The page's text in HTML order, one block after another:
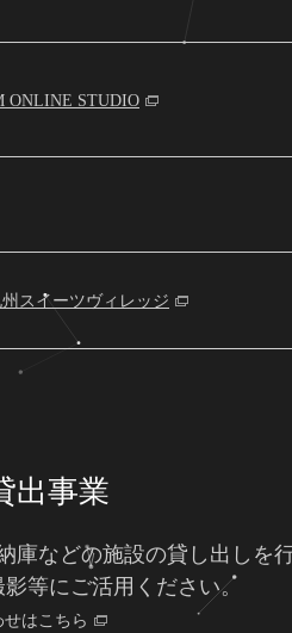
ONLINE STUDIO
スイーツヴィレッジ
出事業
庫などの施設の貸し出しを
等にご活用ください。
はこちら